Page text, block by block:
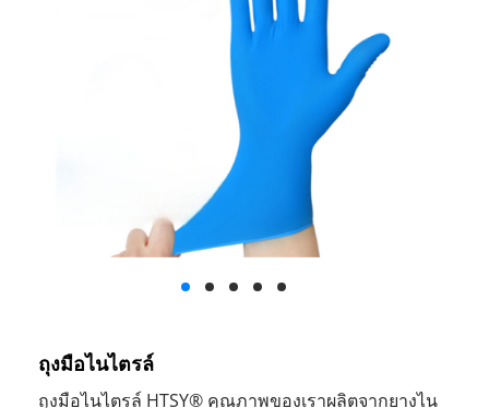
ถุงมือไนไตรล์
ถุงมือไนไตรล์ HTSY® คุณภาพของเราผลิตจากยางไน